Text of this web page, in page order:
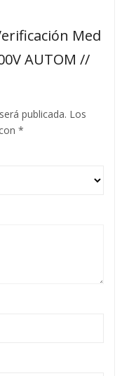
Med
AUTOM //
publicada. Los
*